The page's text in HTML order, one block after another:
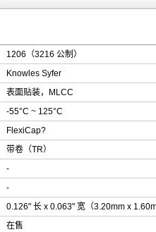
1206（3216 公制）
Knowles Syfer
表面贴装，MLCC
-55°C ~ 125°C
FlexiCap?
带卷（TR）
-
-
0.126" 长 x 0.063" 宽（3.20mm x
在售